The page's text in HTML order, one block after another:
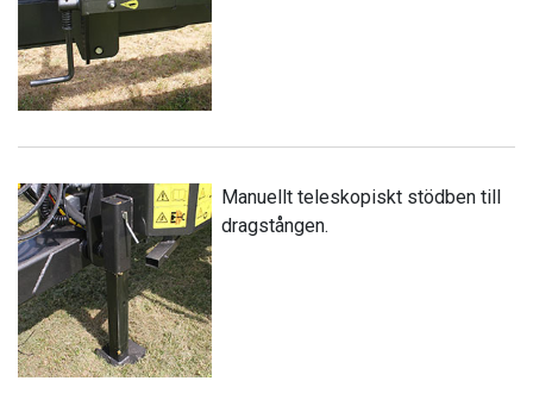
Manuellt teleskopiskt stödben till
dragstången.